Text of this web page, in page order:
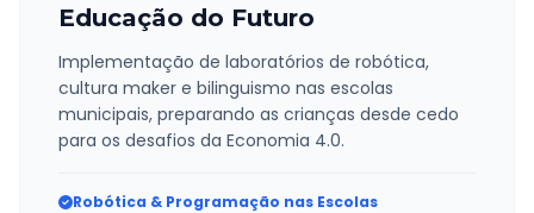
Educação do Futuro
Implementação de laboratórios de robótica,
cultura maker e bilinguismo nas escolas
municipais, preparando as crianças desde cedo
para os desafios da Economia 4.0.
Robótica & Programação nas Escolas